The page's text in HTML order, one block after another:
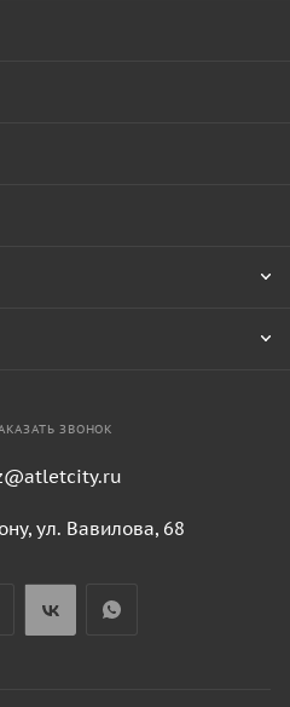
ЗВОНОК
ул. Вавилова, 68